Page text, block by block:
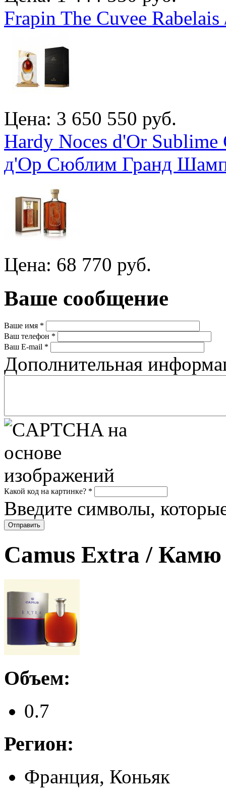
Frapin The Cuvee
Цена: 3 650 550 руб.
Hardy Noces d'Or
д'Ор Сюблим Гранд
Цена: 68 770 руб.
Ваше сообщение
Ваше имя *
Ваш телефон *
Ваш E-mail *
Дополнительная
Какой код на картинке? *
Введите символы,
Camus Extra / Камю
Объем:
0.7
Регион:
Франция, Коньяк